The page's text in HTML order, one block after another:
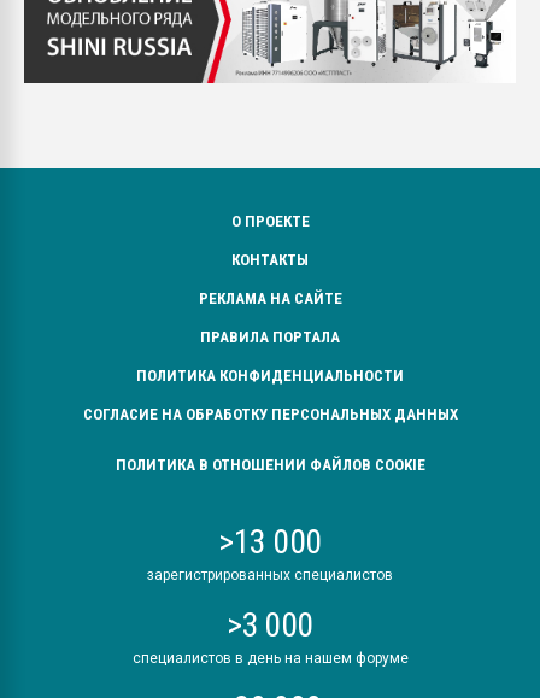
О ПРОЕКТЕ
КОНТАКТЫ
РЕКЛАМА НА САЙТЕ
ПРАВИЛА ПОРТАЛА
ПОЛИТИКА КОНФИДЕНЦИАЛЬНОСТИ
СОГЛАСИЕ НА ОБРАБОТКУ ПЕРСОНАЛЬНЫХ ДАННЫХ
ПОЛИТИКА В ОТНОШЕНИИ ФАЙЛОВ COOKIE
>13 000
зарегистрированных специалистов
>3 000
специалистов в день на нашем форуме